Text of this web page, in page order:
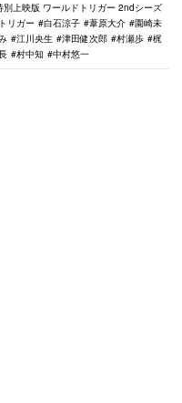
別上映版 ワールドトリガー 2ndシーズ
リガー 白石涼子 葦原大介
園崎未
江川央生 津田健次郎 村瀬歩
梶
村中知 中村悠一